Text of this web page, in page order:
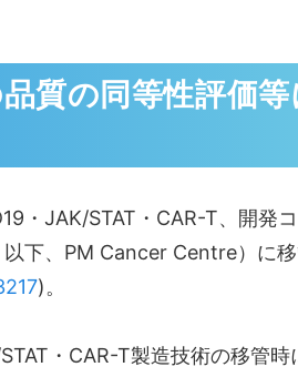
質の同等性評価
・JAK/STAT・CAR-T、開発
下、PM Cancer Centre）に
)。
・CAR-T製造技術の移管時